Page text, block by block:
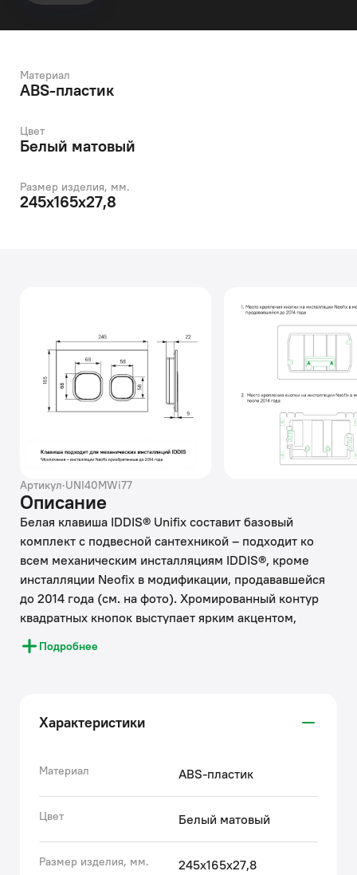
Материал
ABS-пластик
Цвет
Белый матовый
Размер изделия, мм.
245x165x27,8
Артикул·UNI40MWi77
Описание
Белая клавиша IDDIS® Unifix составит базовый
комплект с подвесной сантехникой – подходит ко
всем механическим инсталляциям IDDIS®, кроме
инсталляции Neofix в модификации, продававшейся
до 2014 года (см. на фото). Хромированный контур
квадратных кнопок выступает ярким акцентом,
превращая функциональный продукт в стильный
аксессуар. Плоская и эстетичная клавиша смыва
монтируется и снимается для удобного доступа к
крану открытия-закрытия воды и обслуживания
цветовых решениях.
остаются следы пальцев, что значительно упрощает
• Клавиша смыва IDDIS® прослужит дольше
благодаря прочному и износостойкому пластику и
Подробнее
Характеристики
Материал ABS-пластик
Цвет Белый матовый
Размер изделия, мм. 245x165x27,8